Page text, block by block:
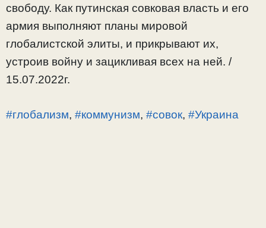
свободу. Как путинская совковая власть и его
армия выполняют планы мировой
глобалистской элиты, и прикрывают их,
устроив войну и зацикливая всех на ней. /
15.07.2022г.
#глобализм, #коммунизм, #совок, #Украина